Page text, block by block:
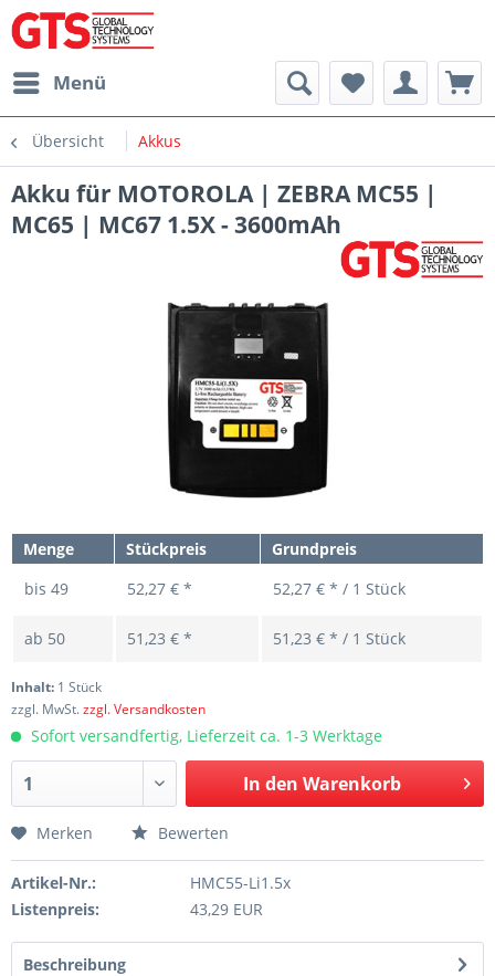
Menü
Übersicht Akkus
Akku für MOTOROLA | ZEBRA MC55 |
MC65 | MC67 1.5X - 3600mAh
Menge Stückpreis
Grundpreis
bis 49 52,27 € * 52,27 € * / 1 Stück
ab 50 51,23 € * 51,23 € * / 1 Stück
Inhalt: 1 Stück
zzgl. MwSt.zzgl. Versandkosten
Sofort versandfertig, Lieferzeit ca. 1-3 Werktage
In den Warenkorb
Merken Bewerten
Artikel-Nr.:
HMC55-Li1.5x
Listenpreis:
43,29 EUR
Beschreibung